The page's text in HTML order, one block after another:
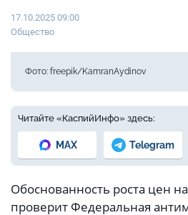
17.10.2025 09:00
Общество
Фото: freepik/KamranAydinov
Читайте «КаспийИнфо» здесь:
MAX Telegram
Обоснованность роста цен
проверит Федеральная